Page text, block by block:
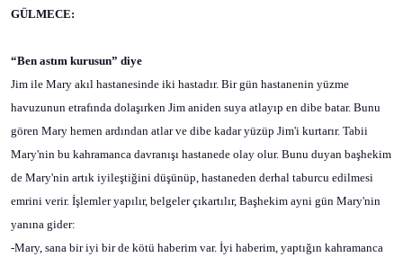
GÜLMECE:
“Ben astım kurusun” diye
Jim ile Mary akıl hastanesinde iki hastadır. Bir gün hastanenin yüzme
havuzunun etrafında dolaşırken Jim aniden suya atlayıp en dibe batar. Bunu
gören Mary hemen ardından atlar ve dibe kadar yüzüp Jim'i kurtarır. Tabii
Mary'nin bu kahramanca davranışı hastanede olay olur. Bunu duyan başhekim
de Mary'nin artık iyileştiğini düşünüp, hastaneden derhal taburcu edilmesi
emrini verir. İşlemler yapılır, belgeler çıkartılır, Başhekim ayni gün Mary'nin
yanına gider:
-Mary, sana bir iyi bir de kötü haberim var. İyi haberim, yaptığın kahramanca